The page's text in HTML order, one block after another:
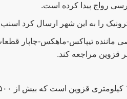
رواج پیدا کرده است.
را به این شهر ارسال کرد
تیپاکس-ماهکس-چاپار
قزوین مراجعه کند.